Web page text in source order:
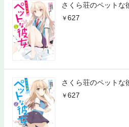
さくら荘のペットな
627
さくら荘のペットな
627